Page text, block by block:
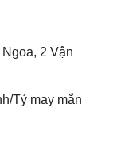
2 Vận
Tỷ may mắn